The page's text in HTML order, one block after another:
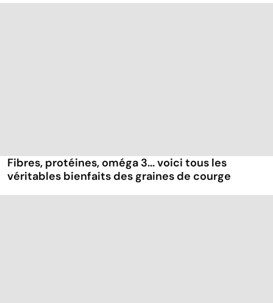
Fibres, protéines, oméga 3... voici tous les
véritables bienfaits des graines de courge